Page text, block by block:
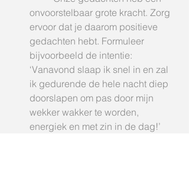
onvoorstelbaar grote kracht. Zorg
ervoor dat je daarom positieve
gedachten hebt. Formuleer
bijvoorbeeld de intentie:
‘Vanavond slaap ik snel in en zal
ik gedurende de hele nacht diep
doorslapen om pas door mijn
wekker wakker te worden,
energiek en met zin in de dag!’